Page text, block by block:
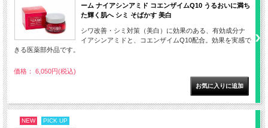
ーム ナイアシンアミド コエンザイムQ10 うるおいに満ち
た輝く肌へ シミ そばかす 美白
シワ改善・シミ対策（美白）に効果のある、有効成分ナ
イアシンアミドと、コエンザイムQ10配合。効果を実感で
きる医薬部外品です。
価格： 6,050円(税込)
NEW PICK UP